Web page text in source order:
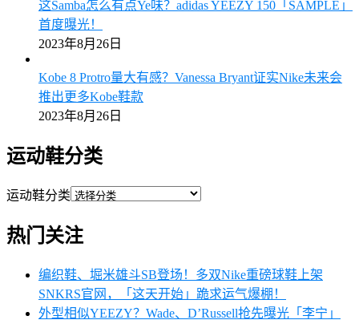
这Samba怎么有点Ye味？adidas YEEZY 150「SAMPLE」
首度曝光！
2023年8月26日
Kobe 8 Protro量大有感？Vanessa Bryant证实Nike未来会
推出更多Kobe鞋款
2023年8月26日
运动鞋分类
运动鞋分类
热门关注
编织鞋、堀米雄斗SB登场！多双Nike重磅球鞋上架
SNKRS官网，「这天开始」跪求运气爆棚！
外型相似YEEZY？Wade、D’Russell抢先曝光「李宁」